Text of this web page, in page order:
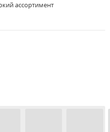
ассортимент